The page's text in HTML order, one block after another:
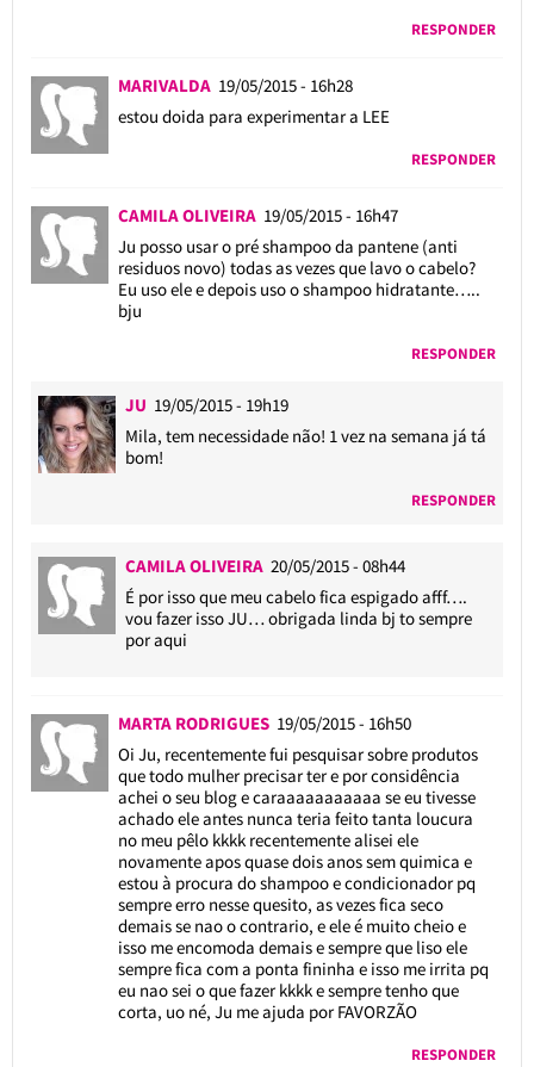
RESPONDER
MARIVALDA 19/05/2015 - 16h28
estou doida para experimentar a LEE
RESPONDER
CAMILA OLIVEIRA 19/05/2015 - 16h47
Ju posso usar o pré shampoo da pantene (anti
residuos novo) todas as vezes que lavo o cabelo?
Eu uso ele e depois uso o shampoo hidratante…..
bju
RESPONDER
JU 19/05/2015 - 19h19
Mila, tem necessidade não! 1 vez na semana já tá
bom!
RESPONDER
CAMILA OLIVEIRA20/05/2015 - 08h44
É por isso que meu cabelo fica espigado afff….
vou fazer isso JU… obrigada linda bj to sempre
por aqui
MARTA RODRIGUES 19/05/2015 - 16h50
Oi Ju, recentemente fui pesquisar sobre produtos
que todo mulher precisar ter e por considência
achei o seu blog e caraaaaaaaaaaa se eu tivesse
achado ele antes nunca teria feito tanta loucura
no meu pêlo kkkk recentemente alisei ele
novamente apos quase dois anos sem quimica e
estou à procura do shampoo e condicionador pq
sempre erro nesse quesito, as vezes fica seco
demais se nao o contrario, e ele é muito cheio e
isso me encomoda demais e sempre que liso ele
sempre fica com a ponta fininha e isso me irrita pq
eu nao sei o que fazer kkkk e sempre tenho que
corta, uo né, Ju me ajuda por FAVORZÃO
RESPONDER